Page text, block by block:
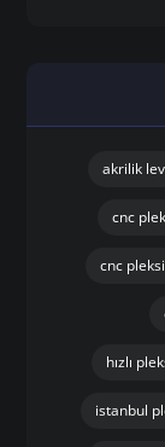
akrilik
cnc
cnc
hızlı
istanbul